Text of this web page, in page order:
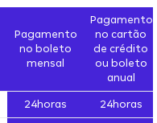
Pagamento
no boleto
mensal
Pagamento
no cartão
de crédito
ou boleto
anual
24horas 24horas